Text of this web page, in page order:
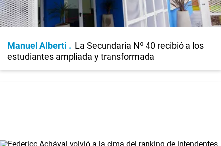
Manuel Alberti
La Secundaria Nº 40 recibió a los
estudiantes ampliada y transformada